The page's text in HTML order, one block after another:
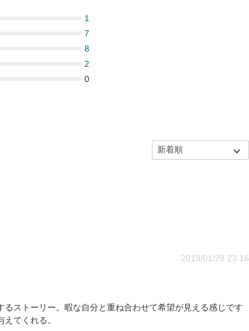
1
7
8
2
0
2019/01/29 23:16
ストーリー。暇な自分と重ね合わせて希望が見える感じです
てくれる。